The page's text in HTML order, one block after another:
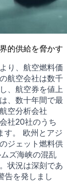
的供給を脅かす
り、航空燃料価
航空会社は数千
、航空券を値上
、数十年間で最
空分析会社
社20社のうち
す。 欧州とアジ
ジェット燃料供
ズ海峡の混乱
状況は深刻であ
告を発しまし